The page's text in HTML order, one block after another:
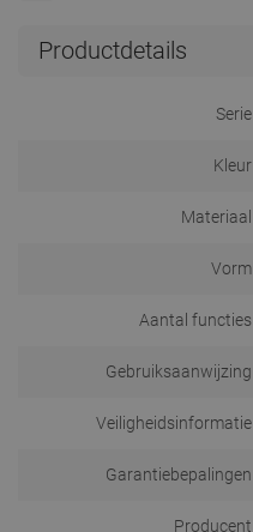
Productdetails
Serie
Kleur
Materiaal
Vorm
Aantal functies
Gebruiksaanwijzing
Veiligheidsinformatie
Garantiebepalingen
Producent